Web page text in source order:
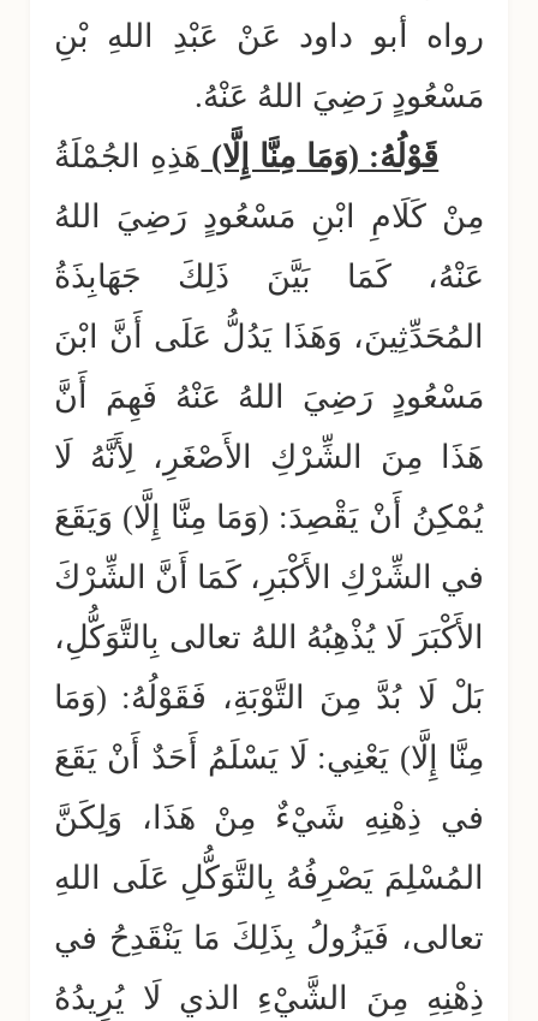
رواه أبو داود عَنْ عَبْدِ اللهِ بْنِ
مَسْعُودٍ رَضِيَ اللهُ عَنْهُ.
قَوْلُهُ: (وَمَا مِنَّا إِلَّا) هَذِهِ الجُمْلَةُ
مِنْ كَلَامِ ابْنِ مَسْعُودٍ رَضِيَ اللهُ
عَنْهُ، كَمَا بَيَّنَ ذَلِكَ جَهَابِذَةُ
المُحَدِّثِينَ، وَهَذَا يَدُلُّ عَلَى أَنَّ ابْنَ
مَسْعُودٍ رَضِيَ اللهُ عَنْهُ فَهِمَ أَنَّ
هَذَا مِنَ الشِّرْكِ الأَصْغَرِ، لِأَنَّهُ لَا
يُمْكِنُ أَنْ يَقْصِدَ: (وَمَا مِنَّا إِلَّا) وَيَقَعَ
في الشِّرْكِ الأَكْبَرِ، كَمَا أَنَّ الشِّرْكَ
الأَكْبَرَ لَا يُذْهِبُهُ اللهُ تعالى بِالتَّوَكُّلِ،
بَلْ لَا بُدَّ مِنَ التَّوْبَةِ، فَقَوْلُهُ: (وَمَا
مِنَّا إِلَّا) يَعْنِي: لَا يَسْلَمُ أَحَدٌ أَنْ يَقَعَ
في ذِهْنِهِ شَيْءٌ مِنْ هَذَا، وَلِكَنَّ
المُسْلِمَ يَصْرِفُهُ بِالتَّوَكُّلِ عَلَى اللهِ
تعالى، فَيَزُولُ بِذَلِكَ مَا يَنْقَدِحُ في
ذِهْنِهِ مِنَ الشَّيْءِ الذي لَا يُرِيدُهُ